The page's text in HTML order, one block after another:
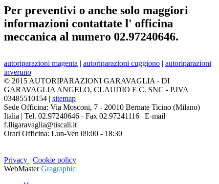
Per preventivi o anche solo maggiori
informazioni contattate l' officina
meccanica al numero 02.97240646.
autoriparazioni magenta | autoriparazioni cuggiono | autoriparazioni
inveruno
© 2015 AUTORIPARAZIONI GARAVAGLIA - DI
GARAVAGLIA ANGELO, CLAUDIO E C. SNC - P.IVA
03485510154 | sitemap
Sede Officina: Via Mosconi, 7 - 20010 Bernate Ticino (Milano)
Italia | Tel. 02.97240646 - Fax 02.97241116 | E-mail
f.lligaravaglia@tiscali.it
Orari Officina: Lun-Ven 09:00 - 18:30
Privacy | Cookie policy
WebMasterGragraphic